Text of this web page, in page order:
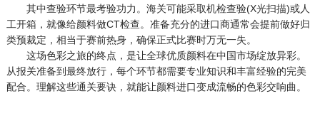
其中查验环节最考验功力。海关可能采取机检查验(X光扫描)或人
工开箱，就像给颜料做CT检查。准备充分的进口商通常会提前做好归
类预裁定，相当于赛前热身，确保正式比赛时万无一失。
这场色彩之旅的终点，是让全球优质颜料在中国市场绽放异彩。
从报关准备到最终放行，每个环节都需要专业知识和丰富经验的完美
配合。理解这些通关要诀，就能让颜料进口变成流畅的色彩交响曲。